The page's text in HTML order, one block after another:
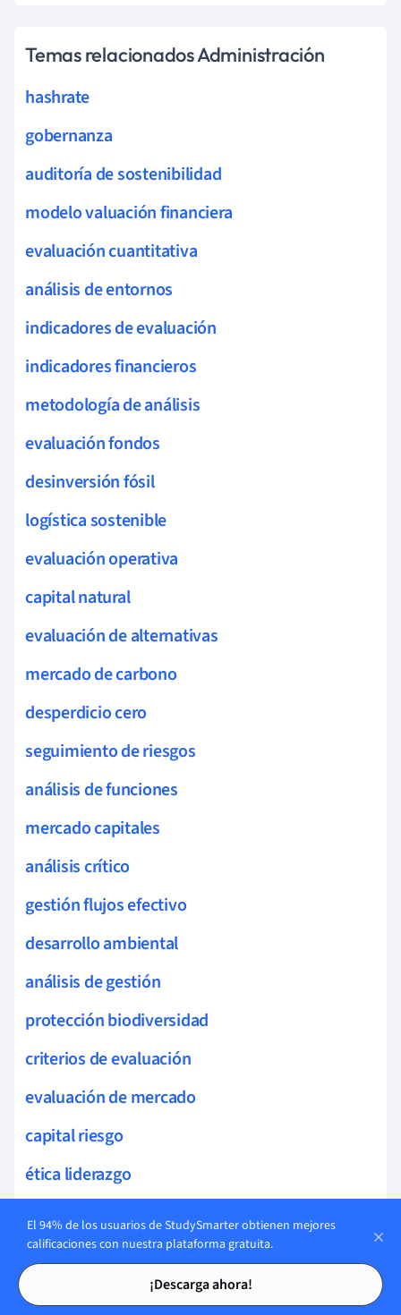
Tarjetas de estudio
Tarjetas de estudio
Temas relacionados Administración
hashrate
gobernanza
auditoría de sostenibilidad
modelo valuación financiera
evaluación cuantitativa
análisis de entornos
indicadores de evaluación
indicadores financieros
metodología de análisis
evaluación fondos
desinversión fósil
logística sostenible
evaluación operativa
capital natural
evaluación de alternativas
mercado de carbono
desperdicio cero
seguimiento de riesgos
análisis de funciones
mercado capitales
análisis crítico
gestión flujos efectivo
desarrollo ambiental
análisis de gestión
protección biodiversidad
criterios de evaluación
evaluación de mercado
capital riesgo
ética liderazgo
inversión privada
responsabilidad comunitaria
El 94% de los usuarios de StudySmarter obtienen mejores
calificaciones con nuestra plataforma gratuita.
¡Descarga ahora!